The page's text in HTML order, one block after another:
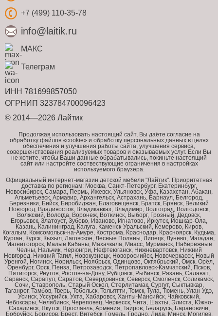
+7 (499) 110-35-78
info@laitik.ru
МАКС
Телеграм
ИНН 781699857050
ОГРНИП 323784700096423
© 2014—2026 Лайтик
Продолжая использовать настоящий сайт, Вы даёте согласие на
обработку файлов «cookie» и обработку персональных данных в целях
обеспечения и улучшения работы сайта, улучшения сервиса,
совершенствования реализуемых товаров и оказываемых услуг. Если Вы
не хотите, чтобы Ваши данные обрабатывались, покиньте настоящий
сайт или настройте соотвествующие ограничения в настройках
используемого браузера.
Официальный интернет-магазин детской мебели "Лайтик". Приоритетная
доставка по регионам: Москва, Санкт-Петербург, Екатеринбург,
Новосибирск, Самара, Пермь, Ижевск, Ульяновск, Уфа, Казахстан, Абакан,
Альметьевск, Армавир, Архангельск, Астрахань, Барнаул, Белгород,
Березники, Бийск, Биробиджан, Благовещенск, Братск, Брянск, Великий
Новгород, Владивосток, Владикавказ, Владимир, Волгоград, Волгодонск,
Волжский, Вологда, Воронеж, Воткинск, Выборг, Грозный, Дедовск,
Егорьевск, Златоуст, Зубово, Иваново, Игнатово, Иркутск, Йошкар-Ола,
Казань, Калининград, Калуга, Каменск-Уральский, Кемерово, Киров,
Когалым, Комсомольск-на-Амуре, Кострома, Краснодар, Красноярск, Кудьма,
Курган, Курск, Кызыл, Лаговское, Лесные Поляны, Липецк, Лунево, Магадан,
Магнитогорск, Малые Кабаны, Махачкала, Миасс, Мурманск, Набережные
Челны, Нальчик, Нерюнгри, Нефтеюганск, Нижневартовск, Нижний
Новгород, Нижний Тагил, Новокузнецк, Новоросиийск, Новочеркасск, Новый
Уренгой, Ногинск, Норильск, Ноябрьск, Одинцово, Октябрьский, Омск, Орёл,
Оренбург, Орск, Пенза, Петрозаводск, Петропавловск-Камчатский, Псков,
Пятигорск, Реутов, Ростов-на-Дону, Рубцовск, Рыбинск, Рязань, Салават,
Саранск, Сарапул, Саратов, Севердовинск, Северск, Смоленск, Соликамск,
Сочи, Ставрополь, Старый Оскол, Стерлитамак, Сургут, Сыктывкар,
Таганрог, Тамбов, Тверь, Тобольск, Тольятти, Томск, Тула, Тюмень, Улан-Удэ,
Усинск, Уссурийск, Ухта, Хабаровск, Ханты-Мансийск, Чайковский,
Чебоксары, Челябинск, Череповец, Черкесск, Чита, Шахты, Элиста, Южно-
Сахалинск, Якутск, Ярославль, Армения, Таиров, Беларусь, Барановичи,
Бобруйск, Борисов, Брест, Витебск, Гомель, Гродно, Лида, Минск, Могилев,